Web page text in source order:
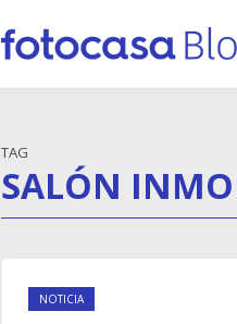
TAG
SALÓN
NOTICIA